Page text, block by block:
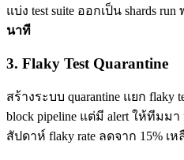
แบ่ง test suite ออกเป็น shards
นาที
3. Flaky Test Quarantine
สร้างระบบ quarantine แยก flaky
block pipeline แต่มี alert ให้ทีมม
สัปดาห์ flaky rate ลดจาก 15% เห